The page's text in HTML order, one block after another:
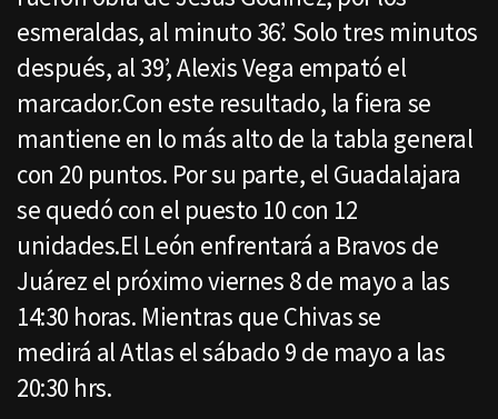
esmeraldas, al minuto 36’. Solo tres minutos
después, al 39’, Alexis Vega empató el
marcador.Con este resultado, la fiera se
mantiene en lo más alto de la tabla general
con 20 puntos. Por su parte, el Guadalajara
se quedó con el puesto 10 con 12
unidades.El León enfrentará a Bravos de
Juárez el próximo viernes 8 de mayo a las
14:30 horas. Mientras que Chivas se
medirá al Atlas el sábado 9 de mayo a las
20:30 hrs.